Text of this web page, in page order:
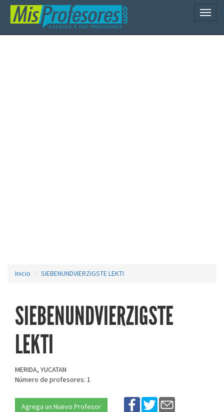
Inicio SIEBENUNDVIERZIGSTE LEKTI
SIEBENUNDVIERZIGSTE
LEKTI
MERIDA, YUCATAN
Número de profesores: 1
Agrega un Nuevo Profesor